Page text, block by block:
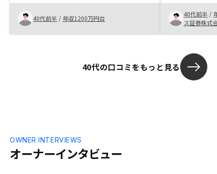
40代前半 / 年収1200万円台
に答えていた
ができました
も、とても便
サポートサー
40代前半 /
ス証券株式
40代の口コミをもっと見る
オーナーインタビュー
OWNER INTERVIEWS